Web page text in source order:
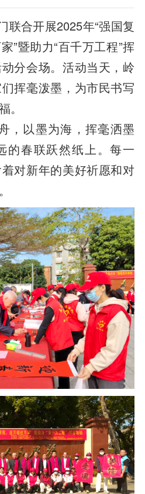
联合开展2025年“强国复
”暨助力“百千万工程”挥
分会场。活动当天，岭
挥毫泼墨，为市民书写
。
以墨为海，挥毫洒墨
的春联跃然纸上。每一
对新年的美好祈愿和对